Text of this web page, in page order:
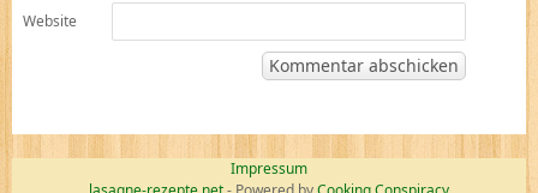
Website
Impressum